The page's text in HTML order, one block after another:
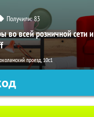
Получили:83
во всей розничной сети
проезд, 10с1